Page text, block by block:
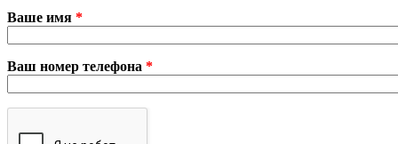
Ваше имя *
Ваш номер телефона *